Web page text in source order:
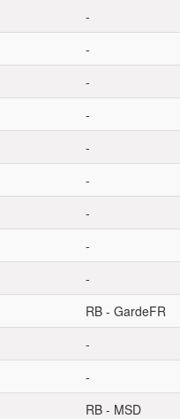
-
-
-
-
-
-
-
-
-
RB - GardeFR
-
-
RB - MSD